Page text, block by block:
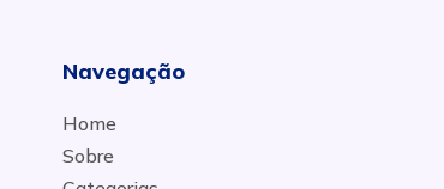
Navegação
Home
Sobre